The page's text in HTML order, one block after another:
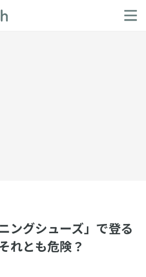
ングシューズ」で登る
れとも危険？